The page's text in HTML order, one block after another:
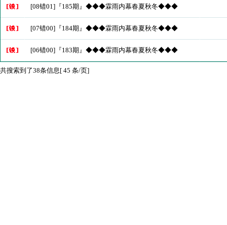
[08错01]『185期』◆◆◆霖雨内幕春夏秋冬◆◆◆
[07错00]『184期』◆◆◆霖雨内幕春夏秋冬◆◆◆
[06错00]『183期』◆◆◆霖雨内幕春夏秋冬◆◆◆
共搜索到了38条信息[ 45 条/页]